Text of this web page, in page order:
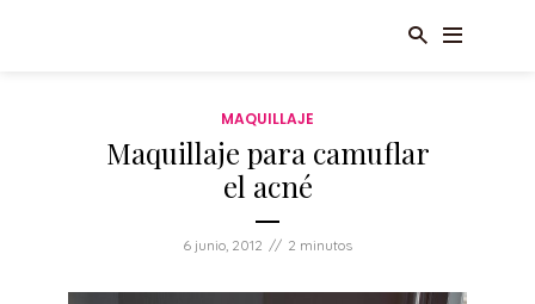
MAQUILLAJE
Maquillaje para camuflar
el acné
6 junio, 2012 2 minutos